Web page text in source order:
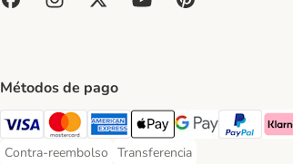
Métodos de pago
Visa Payment Method
Mastercard Payment Method
American Express Payment Method
Apple Pay Payment Method
Google PayPayPal
Contra-reembolso
Contra-reembolso Payment Method
Transferencia
Transferencia Payment Method